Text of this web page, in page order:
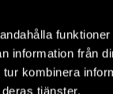
funktioner
information från
kombinera
tjänster.
Rapport 2015:40.
2014, Skåne.